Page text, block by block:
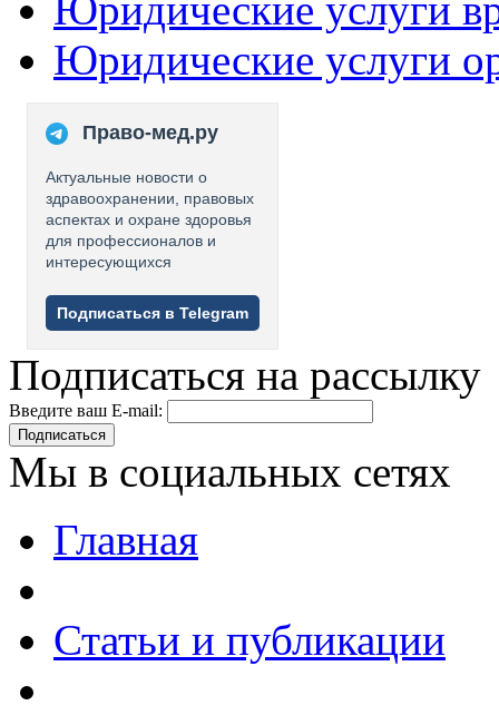
Юридические услуги
Право-мед.ру
Актуальные новости о
здравоохранении, правовых
аспектах и охране здоровья
для профессионалов и
интересующихся
Подписаться в Telegram
Подписаться на рассылку
Введите ваш E-mail:
Подписаться
Мы в социальных сетях
Главная
Статьи и публикации